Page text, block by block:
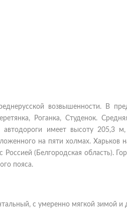
возвышенности. В
Роганка, Студенок.
автодороги имеет высоту 205,3
на пяти холмах. Харьков
Россией (Белгородская область).
пояса.
с умеренно мягкой зимой